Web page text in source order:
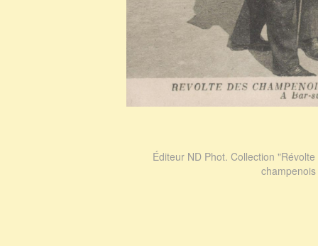
Éditeur ND Phot. Collection